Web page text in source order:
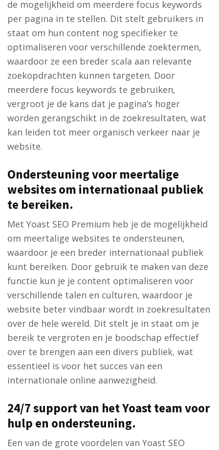
de mogelijkheid om meerdere focus keywords
per pagina in te stellen. Dit stelt gebruikers in
staat om hun content nog specifieker te
optimaliseren voor verschillende zoektermen,
waardoor ze een breder scala aan relevante
zoekopdrachten kunnen targeten. Door
meerdere focus keywords te gebruiken,
vergroot je de kans dat je pagina’s hoger
worden gerangschikt in de zoekresultaten, wat
kan leiden tot meer organisch verkeer naar je
website.
Ondersteuning voor meertalige
websites om internationaal publiek
te bereiken.
Met Yoast SEO Premium heb je de mogelijkheid
om meertalige websites te ondersteunen,
waardoor je een breder internationaal publiek
kunt bereiken. Door gebruik te maken van deze
functie kun je je content optimaliseren voor
verschillende talen en culturen, waardoor je
website beter vindbaar wordt in zoekresultaten
over de hele wereld. Dit stelt je in staat om je
bereik te vergroten en je boodschap effectief
over te brengen aan een divers publiek, wat
essentieel is voor het succes van een
internationale online aanwezigheid.
24/7 support van het Yoast team voor
hulp en ondersteuning.
Een van de grote voordelen van Yoast SEO